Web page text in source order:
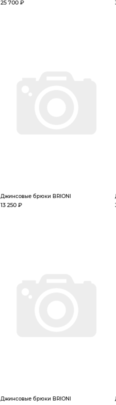
25 700 ₽
Джинсовые брюки BRIONI
13 250 ₽
Джинсовые брюки BRIONI